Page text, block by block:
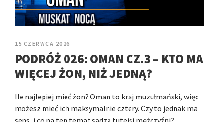
15 CZERWCA 2026
PODRÓŻ 026: OMAN CZ.3 – KTO MA
WIĘCEJ ŻON, NIŻ JEDNĄ?
Ile najlepiej mieć żon? Oman to kraj muzułmański, więc
możesz mieć ich maksymalnie cztery. Czy to jednak ma